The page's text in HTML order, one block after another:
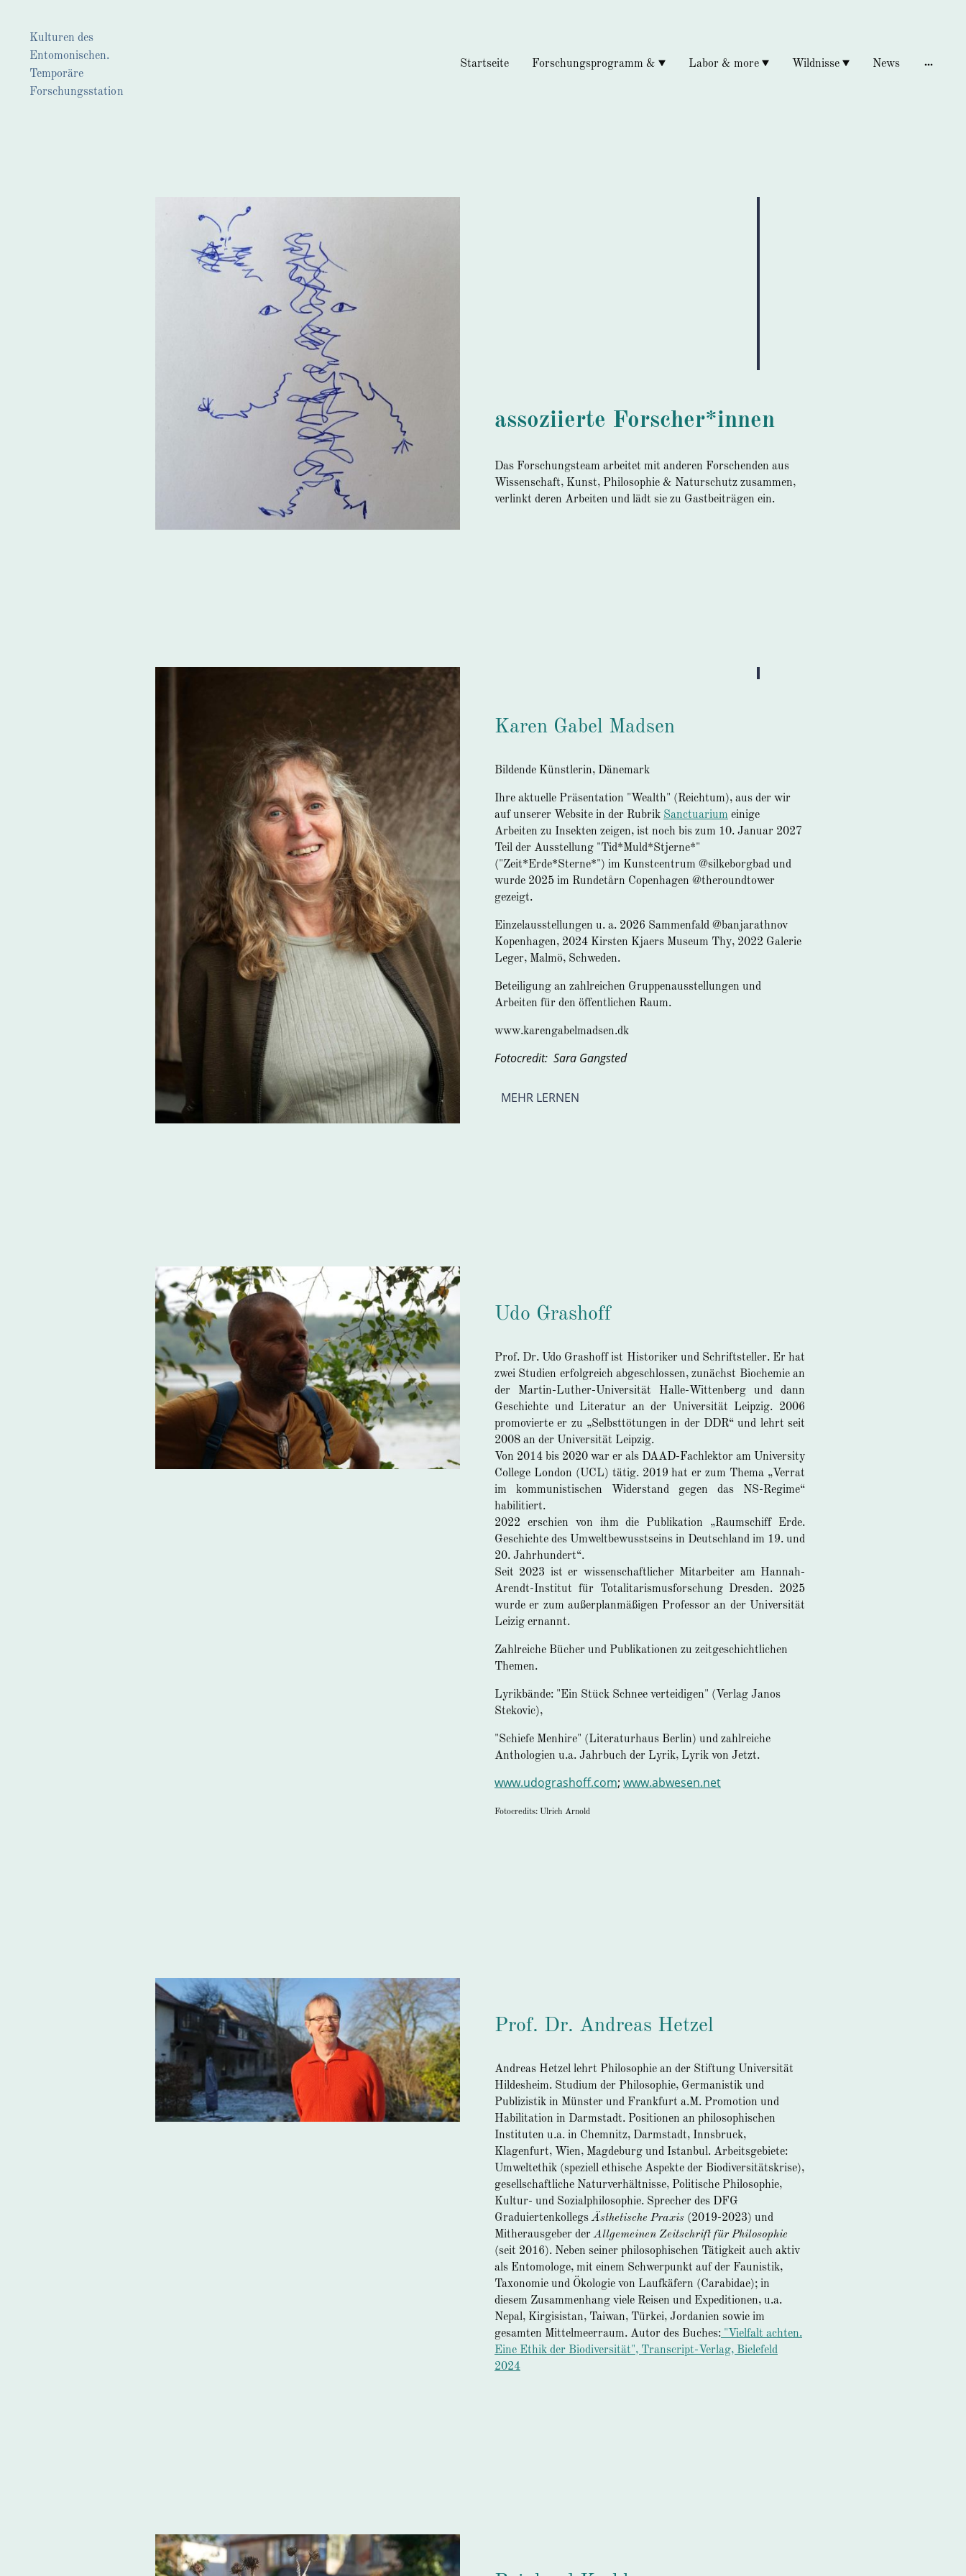
Kulturen des
Entomonischen.
Temporäre
Forschungsstation
Startseite Forschungsprogramm & Labor & more Wildnisse News
assoziierte Forscher*innen
Das Forschungsteam arbeitet mit anderen Forschenden aus
Wissenschaft, Kunst, Philosophie & Naturschutz zusammen,
verlinkt deren Arbeiten und lädt sie zu Gastbeiträgen ein.
Karen Gabel Madsen
Bildende Künstlerin, Dänemark
Ihre aktuelle Präsentation "Wealth" (Reichtum), aus der wir
auf unserer Website in der Rubrik Sanctuarium einige
Arbeiten zu Insekten zeigen, ist noch bis zum 10. Januar 2027
Teil der Ausstellung "Tid*Muld*Stjerne*"
("Zeit*Erde*Sterne*") im Kunstcentrum @silkeborgbad und
wurde 2025 im Rundetårn Copenhagen @theroundtower
gezeigt.
Einzelausstellungen u. a. 2026 Sammenfald @banjarathnov
Kopenhagen, 2024 Kirsten Kjaers Museum Thy, 2022 Galerie
Leger, Malmö, Schweden.
Beteiligung an zahlreichen Gruppenausstellungen und
Arbeiten für den öffentlichen Raum.
www.karengabelmadsen.dk
Fotocredit: Sara Gangsted
MEHR LERNEN
Udo Grashoff
Prof. Dr. Udo Grashoff ist Historiker und Schriftsteller. Er hat
zwei Studien erfolgreich abgeschlossen, zunächst Biochemie an
der Martin-Luther-Universität Halle-Wittenberg und dann
Geschichte und Literatur an der Universität Leipzig. 2006
promovierte er zu „Selbsttötungen in der DDR“ und lehrt seit
2008 an der Universität Leipzig.
Von 2014 bis 2020 war er als DAAD-Fachlektor am University
College London (UCL) tätig. 2019 hat er zum Thema „Verrat
im kommunistischen Widerstand gegen das NS-Regime“
habilitiert.
2022 erschien von ihm die Publikation „Raumschiff Erde.
Geschichte des Umweltbewusstseins in Deutschland im 19. und
20. Jahrhundert“.
Seit 2023 ist er wissenschaftlicher Mitarbeiter am Hannah-
Arendt-Institut für Totalitarismusforschung Dresden. 2025
wurde er zum außerplanmäßigen Professor an der Universität
Leizig ernannt.
Zahlreiche Bücher und Publikationen zu zeitgeschichtlichen
Themen.
Lyrikbände: "Ein Stück Schnee verteidigen" (Verlag Janos
Stekovic),
"Schiefe Menhire" (Literaturhaus Berlin) und zahlreiche
Anthologien u.a. Jahrbuch der Lyrik, Lyrik von Jetzt.
www.udograshoff.com; www.abwesen.net
Fotocredits: Ulrich Arnold
Prof. Dr. Andreas Hetzel
Andreas Hetzel lehrt Philosophie an der Stiftung Universität
Hildesheim. Studium der Philosophie, Germanistik und
Publizistik in Münster und Frankfurt a.M. Promotion und
Habilitation in Darmstadt. Positionen an philosophischen
Instituten u.a. in Chemnitz, Darmstadt, Innsbruck,
Klagenfurt, Wien, Magdeburg und Istanbul. Arbeitsgebiete:
Umweltethik (speziell ethische Aspekte der Biodiversitätskrise),
gesellschaftliche Naturverhältnisse, Politische Philosophie,
Kultur- und Sozialphilosophie. Sprecher des DFG
GraduiertenkollegsÄsthetische Praxis (2019-2023) und
Mitherausgeber derAllgemeinen Zeitschrift für Philosophie
(seit 2016). Neben seiner philosophischen Tätigkeit auch aktiv
als Entomologe, mit einem Schwerpunkt auf der Faunistik,
Taxonomie und Ökologie von Laufkäfern (Carabidae); in
diesem Zusammenhang viele Reisen und Expeditionen, u.a.
Nepal, Kirgisistan, Taiwan, Türkei, Jordanien sowie im
gesamten Mittelmeerraum. Autor des Buches: "Vielfalt achten.
Eine Ethik der Biodiversität", Transcript-Verlag, Bielefeld
2024